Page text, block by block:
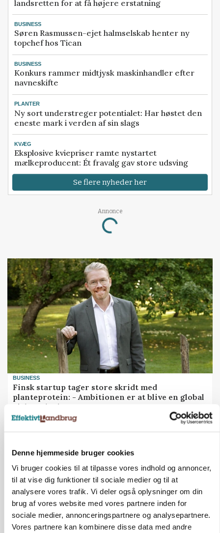
Denne hjemmeside bruger cookies
Vi bruger cookies til at tilpasse vores indhold og annoncer,
til at vise dig funktioner til sociale medier og til at
analysere vores trafik. Vi deler også oplysninger om din
brug af vores website med vores partnere inden for
sociale medier, annonceringspartnere og analysepartnere.
Vores partnere kan kombinere disse data med andre
landsretten for at få højere erstatning
BUSINESS
Søren Rasmussen-ejet halmselskab henter ny
topchef hos Tican
BUSINESS
Konkurs rammer midtjysk maskinhandler efter
navneskifte
PLANTER
Ny sort understreger potentialet: Har høstet den
eneste mark i verden af sin slags
KVÆG
Eksplosive kviepriser ramte nystartet
mælkeproducent: Ét fravalg gav store udsving
Se flere nyheder her
Annonce
Loading...
BUSINESS
Finsk startup tager store skridt med
planteprotein: - Ambitionen er at blive en global
virksomhed